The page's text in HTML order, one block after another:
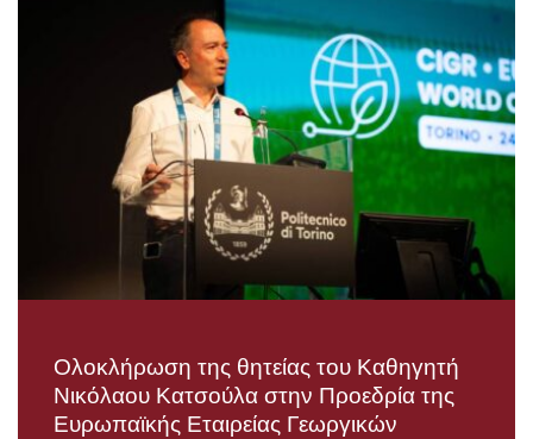
Ολοκλήρωση της θητείας του Καθηγητή
Νικόλαου Κατσούλα στην Προεδρία της
Ευρωπαϊκής Εταιρείας Γεωργικών